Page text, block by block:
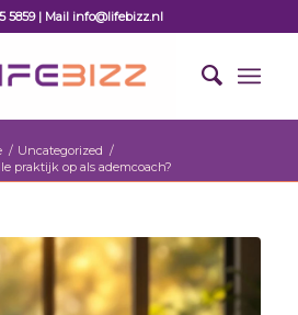
5859 | Mail info@lifebizz.nl
/ Uncategorized /
praktijk op als ademcoach?